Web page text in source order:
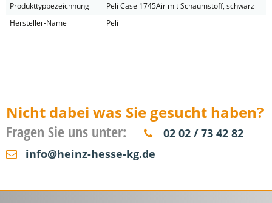
Produkttypbezeichnung
Peli Case 1745Air mit Schaumstoff, schwarz
Hersteller-Name
Peli
Nicht dabei was Sie gesucht haben?
Fragen Sie uns unter:
02 02 / 73 42 82
info@heinz-hesse-kg.de